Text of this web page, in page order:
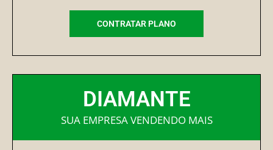
CONTRATAR PLANO
DIAMANTE
SUA EMPRESA VENDENDO MAIS